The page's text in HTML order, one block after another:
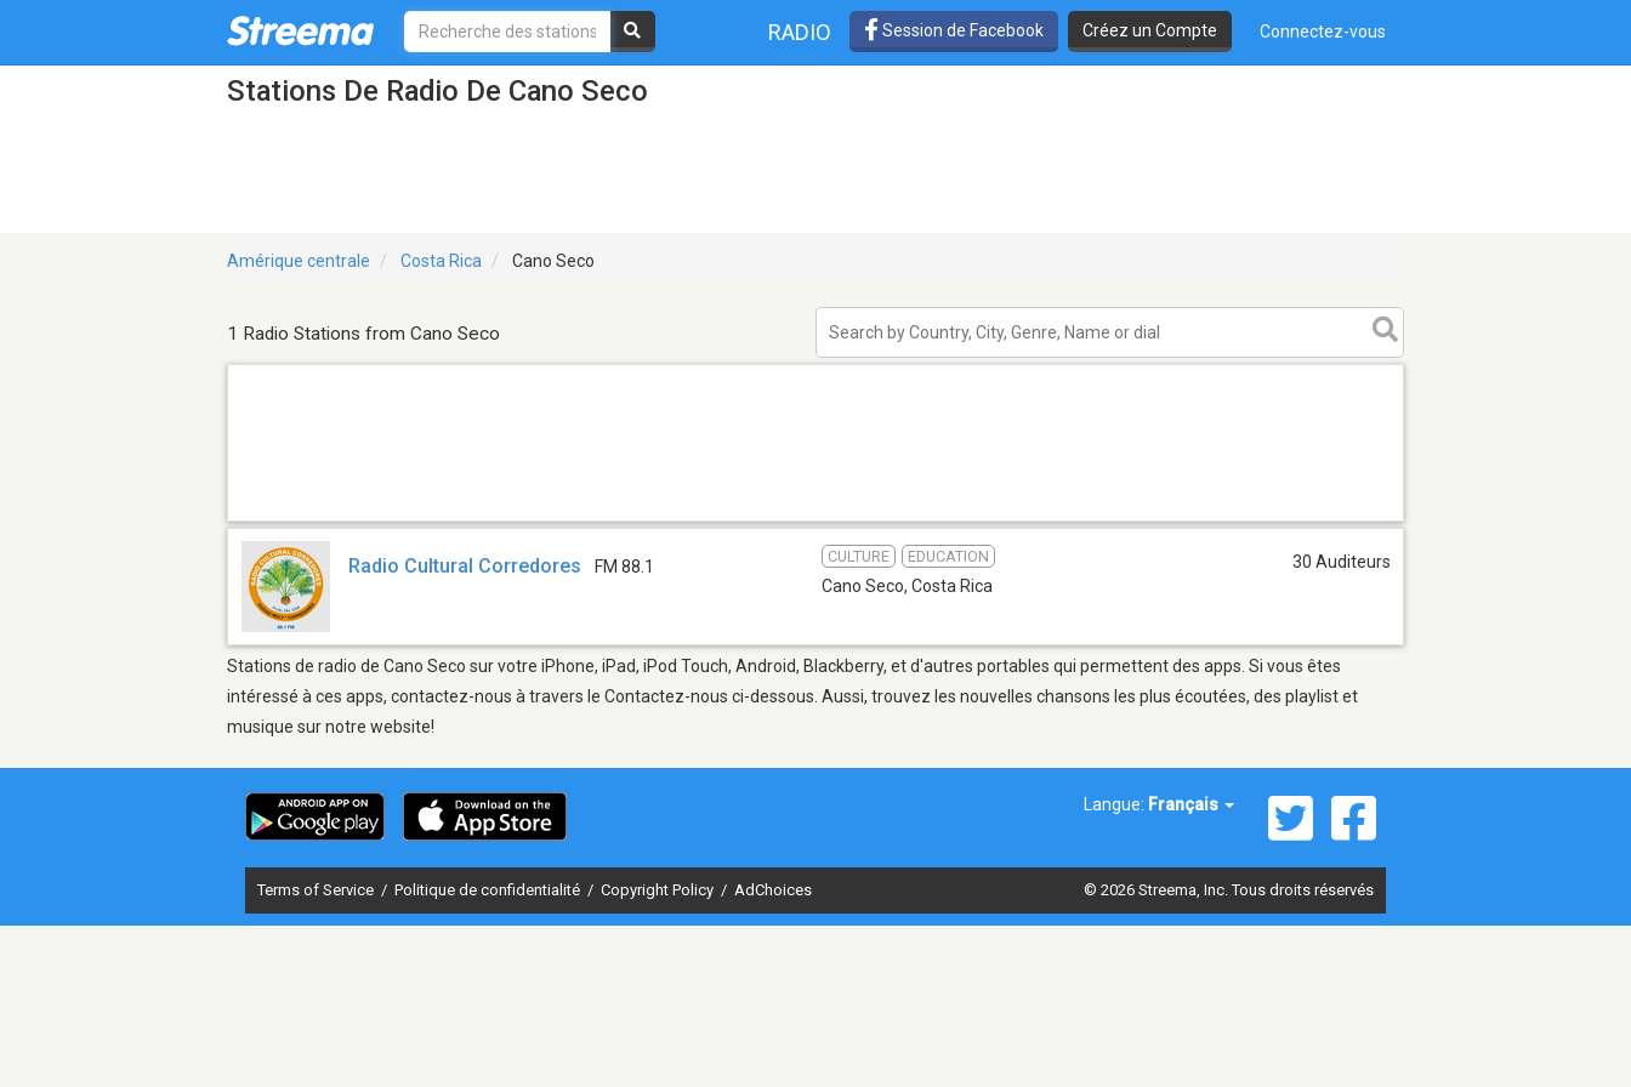
RADIO Session de Facebook Créez un Compte Connectez-vous
Stations De Radio De Cano Seco
Amérique centrale Costa Rica Cano Seco
1 Radio Stations from Cano Seco
Radio Cultural Corredores FM 88.1
CULTURE EDUCATION
Cano Seco, Costa Rica
30 Auditeurs
Stations de radio de Cano Seco sur votre iPhone, iPad, iPod Touch, Android, Blackberry, et d'autres portables qui permettent des apps. Si vous êtes
intéressé à ces apps, contactez-nous à travers le Contactez-nous ci-dessous. Aussi, trouvez les nouvelles chansons les plus écoutées, des playlist et
musique sur notre website!
Langue: Français
Terms of Service / Politique de confidentialité / Copyright Policy / AdChoices © 2026 Streema, Inc. Tous droits réservés